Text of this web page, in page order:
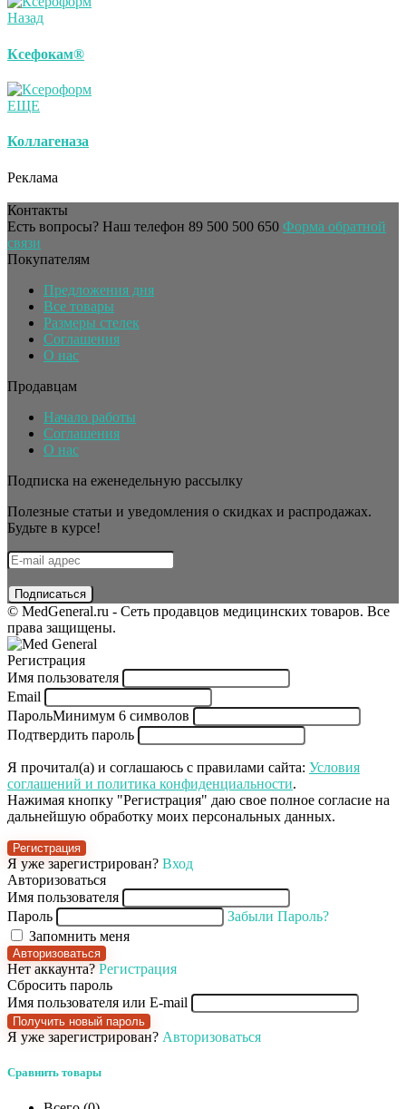
Назад
Ксефокам®
ЕЩЕ
Коллагеназа
Реклама
Контакты
Есть вопросы? Наш телефон 89 500 500 650 Форма обратной
связи
Покупателям
Предложения дня
Все товары
Размеры стелек
Соглашения
О нас
Продавцам
Начало работы
Соглашения
О нас
Подписка на еженедельную рассылку
Полезные статьи и уведомления о скидках и распродажах.
Будьте в курсе!
© MedGeneral.ru - Сеть продавцов медицинских товаров. Все
права защищены.
Регистрация
Имя пользователя
Email
ПарольМинимум 6 символов
Подтвердить пароль
Я прочитал(а) и соглашаюсь с правилами сайта: Условия
соглашений и политика конфиденциальности.
Нажимая кнопку "Регистрация" даю свое полное согласие на
дальнейшую обработку моих персональных данных.
Регистрация
Я уже зарегистрирован? Вход
Авторизоваться
Имя пользователя
Пароль
Забыли Пароль?
Запомнить меня
Авторизоваться
Нет аккаунта? Регистрация
Сбросить пароль
Имя пользователя или E-mail
Получить новый пароль
Я уже зарегистрирован? Авторизоваться
Сравнить товары